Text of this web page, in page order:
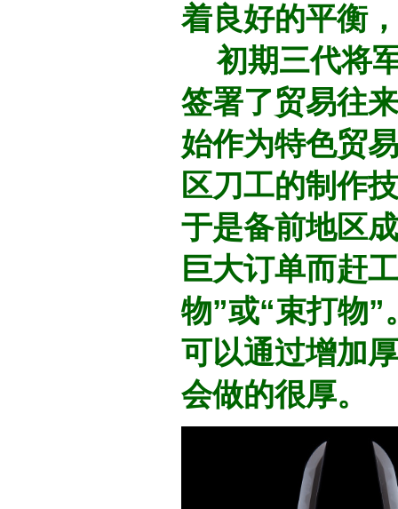
着良好的平衡
初期三代将
签署了贸易往
始作为特色贸
区刀工的制作
于是备前地区
巨大订单而赶
物”或“束打物”
可以通过增加
会做的很厚。